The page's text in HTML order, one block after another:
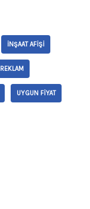
INŞAAT AFIŞI
REKLAM
UYGUN FIYAT